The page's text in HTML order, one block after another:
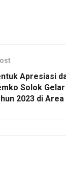
Apresiasi
Solok
2023 di